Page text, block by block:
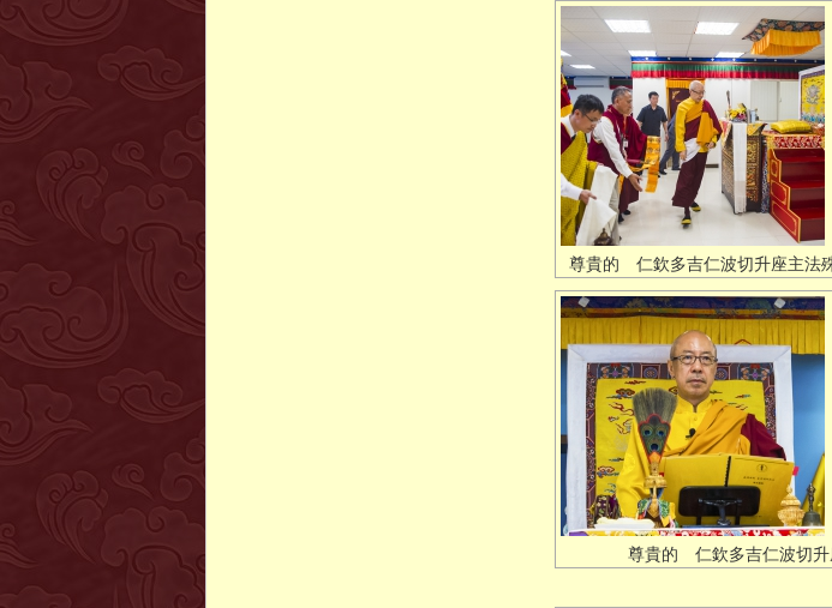
尊貴的 仁欽多吉仁波切升座主法
尊貴的 仁欽多吉仁波切升